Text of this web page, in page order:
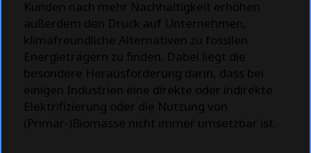
Kunden nach mehr Nachhaltigkeit erhöhen
außerdem den Druck auf Unternehmen,
klimafreundliche Alternativen zu fossilen
Energieträgern zu finden. Dabei liegt die
besondere Herausforderung darin, dass bei
einigen Industrien eine direkte oder indirekte
Elektrifizierung oder die Nutzung von
(Primär-)Biomasse nicht immer umsetzbar ist.